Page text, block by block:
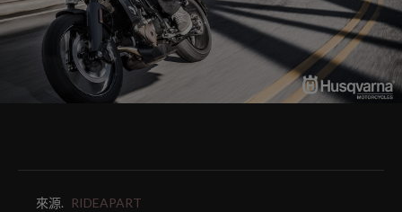
來源.
RIDEAPART